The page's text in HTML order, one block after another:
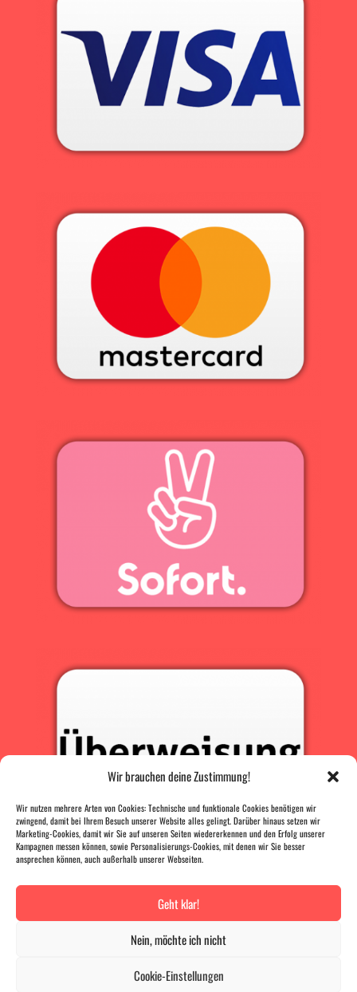
Wir brauchen deine Zustimmung!
Wir nutzen mehrere Arten von Cookies: Technische und funktionale Cookies benötigen wir
zwingend, damit bei Ihrem Besuch unserer Website alles gelingt. Darüber hinaus setzen wir
Marketing-Cookies, damit wir Sie auf unseren Seiten wiedererkennen und den Erfolg unserer
Kampagnen messen können, sowie Personalisierungs-Cookies, mit denen wir Sie besser
ansprechen können, auch außerhalb unserer Webseiten.
Geht klar!
Nein, möchte ich nicht
Cookie-Einstellungen
DATENSCHUTZ |